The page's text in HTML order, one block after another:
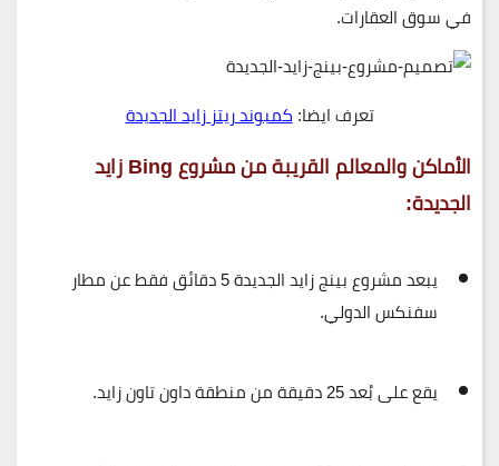
في سوق العقارات.
تعرف ايضا:كمبوند ريتز زايد الجديدة
الأماكن والمعالم القريبة من مشروع Bing زايد
الجديدة:
يبعد مشروع بينج زايد الجديدة5 دقائق فقط عنمطار
سفنكس الدولي.
يقع على بُعد25 دقيقة منمنطقة داون تاون زايد.